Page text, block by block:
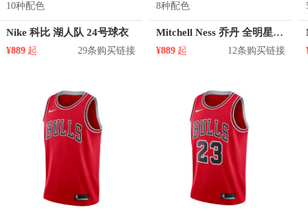
10种配色
Nike 科比 湖人队 24号球衣
¥889 起 29条购买链接
8种配色
Mitchell Ness 乔丹 全明星 23号球衣
¥889 起 12条购买链接